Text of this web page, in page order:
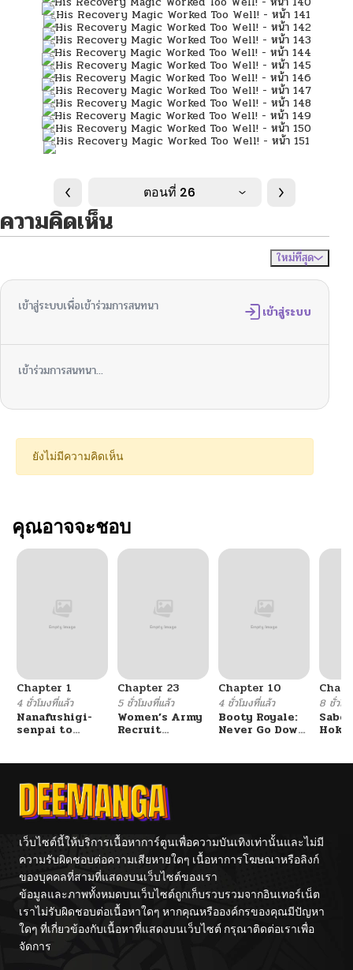
ตอนที่ 26
ความคิดเห็น
ใหม่ที่สุด
เข้าสู่ระบบเพื่อเข้าร่วมการสนทนา เข้าสู่ระบบ
เข้าร่วมการสนทนา...
ยังไม่มีความคิดเห็น
คุณอาจจะชอบ
Chapter 1
4 ชั่วโมงที่แล้ว
Nanafushigi-
senpai to
Chapter 23
5 ชั่วโมงที่แล้ว
Women’s Army
Recruit
Chapter 10
4 ชั่วโมงที่แล้ว
Booty Royale:
Never Go Down
8 ชั่วโม
เว็บไซต์นี้ให้บริการเนื้อหาการ์ตูนเพื่อความบันเทิงเท่านั้นและไม่มี
ความรับผิดชอบต่อความเสียหายใดๆ เนื้อหาการโฆษณาหรือลิงก์
ของบุคคลที่สามที่แสดงบนเว็บไซต์ของเรา
ข้อมูลและภาพทั้งหมดบนเว็บไซต์ถูกเก็บรวบรวมจากอินเทอร์เน็ต
เราไม่รับผิดชอบต่อเนื้อหาใดๆ หากคุณหรือองค์กรของคุณมีปัญหา
ใดๆ ที่เกี่ยวข้องกับเนื้อหาที่แสดงบนเว็บไซต์ กรุณาติดต่อเราเพื่อ
จัดการ